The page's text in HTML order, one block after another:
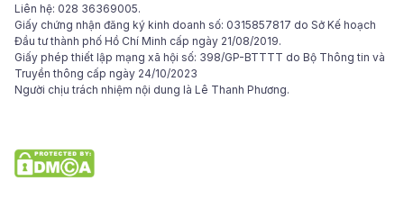
Liên hệ: 028 36369005.
Giấy chứng nhận đăng ký kinh doanh số: 0315857817 do Sở Kế hoạch
Đầu tư thành phố Hồ Chí Minh cấp ngày 21/08/2019.
Giấy phép thiết lập mạng xã hội số: 398/GP-BTTTT do Bộ Thông tin và
Truyền thông cấp ngày 24/10/2023
Người chịu trách nhiệm nội dung là Lê Thanh Phương.